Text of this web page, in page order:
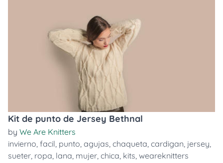
Kit de punto de Jersey Bethnal
by We Are Knitters
invierno, facil, punto, agujas, chaqueta, cardigan, jersey,
sueter, ropa, lana, mujer, chica, kits, weareknitters